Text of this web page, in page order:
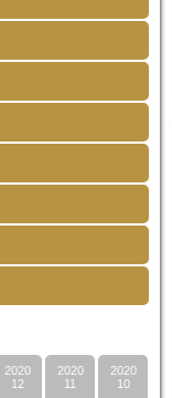
2020
12
2020
11
2020
10